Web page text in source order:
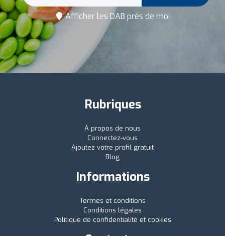
Afficher les DAB près de moi
Rubriques
À propos de nous
Connectez-vous
Ajoutez votre profil gratuit
Blog
Informations
Termes et conditions
Conditions légales
Politique de confidentialité et cookies